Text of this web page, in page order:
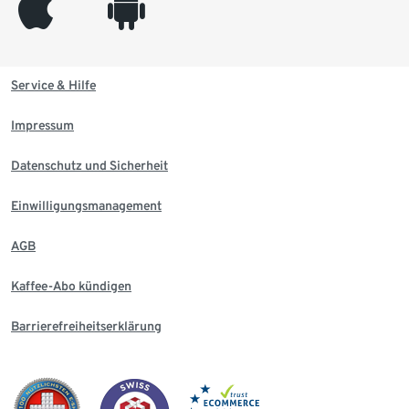
Service & Hilfe
Impressum
Datenschutz und Sicherheit
Einwilligungsmanagement
AGB
Kaffee-Abo kündigen
Barrierefreiheitserklärung